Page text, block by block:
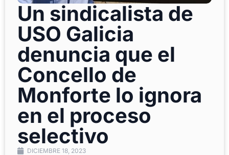
Un sindicalista de
USO Galicia
denuncia que el
Concello de
Monforte lo ignora
en el proceso
selectivo
DICIEMBRE 18, 2023